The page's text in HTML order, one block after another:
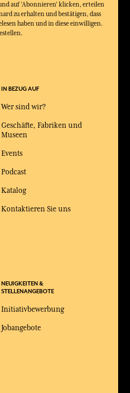
auf 'Abonnieren' klicken, erteilen
zu erhalten und bestätigen, dass
haben und in diese einwilligen.
IN BEZUG AUF
Wer sind wir?
Geschäfte, Fabriken und
Museen
Events
Podcast
Katalog
Kontaktieren Sie uns
NEUIGKEITEN &
STELLENANGEBOTE
Initiativbewerbung
Jobangebote